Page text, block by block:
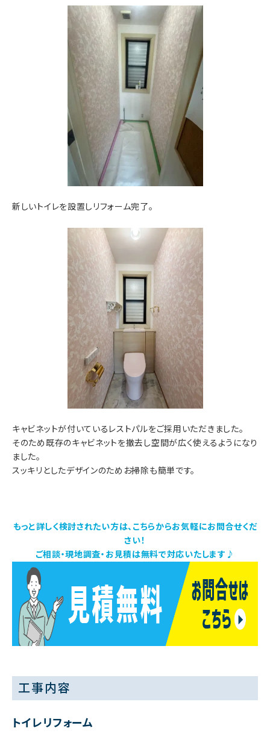
新しいトイレを設置しリフォーム完了。
キャビネットが付いているレストパルをご採用いただきました。
そのため既存のキャビネットを撤去し空間が広く使えるようになり
ました。
スッキリとしたデザインのためお掃除も簡単です。
もっと詳しく検討されたい方は、こちらからお気軽にお問合せくだ
さい！
ご相談・現地調査・お見積は無料で対応いたします♪
工事内容
トイレリフォーム